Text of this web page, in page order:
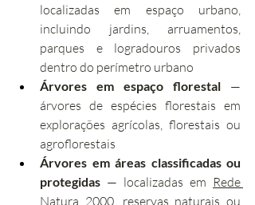
localizadas em espaço urbano,
incluindo jardins, arruamentos,
parques e logradouros privados
dentro do perímetro urbano
Árvores em espaço florestal —
árvores de espécies florestais em
explorações agrícolas, florestais ou
agroflorestais
Árvores em áreas classificadas ou
protegidas — localizadas em Rede
Natura 2000, reservas naturais ou